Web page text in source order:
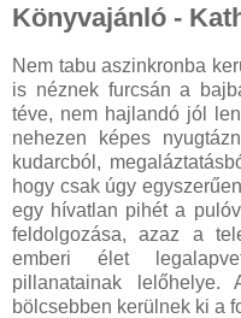
Könyvajánló -
Nem tabu aszinkronba
is néznek furcsán a
téve, nem hajlandó jól
nehezen képes
kudarcból,
hogy csak úgy
egy hívatlan pihét a
feldolgozása, azaz a
emberi élet
pillanatainak
bölcsebben kerülnek ki a